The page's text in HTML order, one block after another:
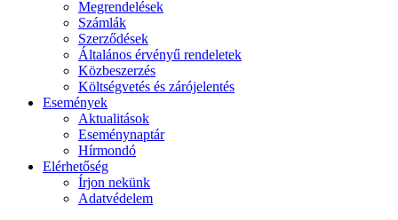
Megrendelések
Számlák
Szerződések
Általános érvényű rendeletek
Közbeszerzés
Költségvetés és zárójelentés
Események
Aktualitások
Eseménynaptár
Hírmondó
Elérhetőség
Írjon nekünk
Adatvédelem